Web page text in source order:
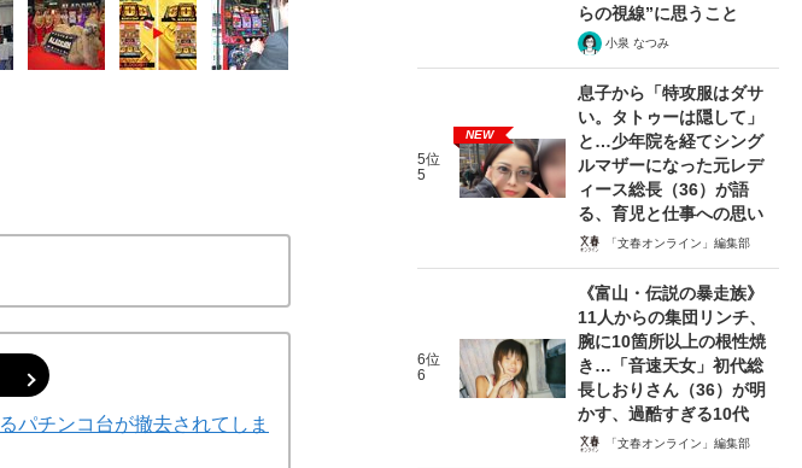
パチンコ台が撤去されてしま
らの視線”に思うこと
小泉 なつみ
5位
5
NEW
息子から「特攻服はダサ
い。タトゥーは隠して」
と…少年院を経てシング
ルマザーになった元レデ
ィース総長（36）が語
る、育児と仕事への思い
「文春オンライン」編集部
6位
6
《富山・伝説の暴走族》
11人からの集団リンチ、
腕に10箇所以上の根性焼
き…「音速天女」初代総
長しおりさん（36）が明
かす、過酷すぎる10代
「文春オンライン」編集部